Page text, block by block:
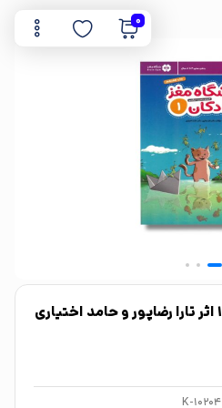
0
کتاب باشگاه مغز کودکان 1 اثر تارا رضاپور و حامد اختیاری
K-10204